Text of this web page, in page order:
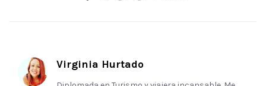
Virginia Hurtado